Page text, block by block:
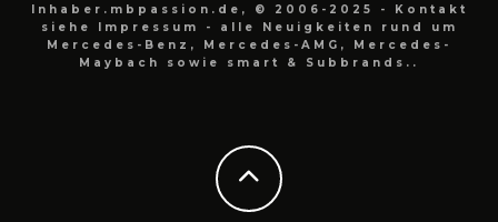
Inhaber.mbpassion.de, © 2006-2025 - Kontakt
siehe Impressum - alle Neuigkeiten rund um
Mercedes-Benz, Mercedes-AMG, Mercedes-
Maybach sowie smart & Subbrands..